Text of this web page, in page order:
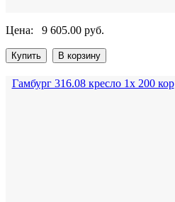
Цена: 9 605.00 руб.
Гамбург 316.08 кресло 1х 200 кор